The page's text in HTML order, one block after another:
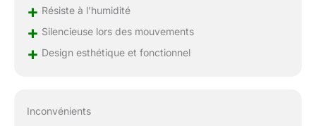
+ Résiste à l’humidité
+ Silencieuse lors des mouvements
+ Design esthétique et fonctionnel
Inconvénients